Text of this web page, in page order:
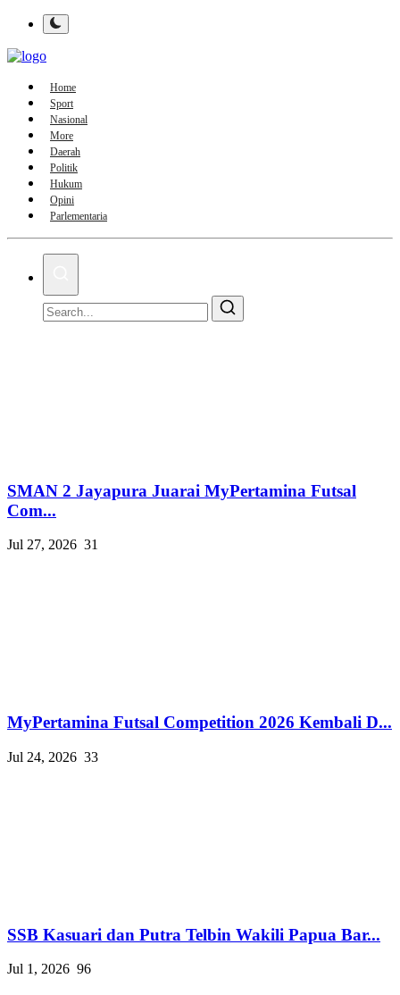
Home
Sport
Nasional
More
Daerah
Politik
Hukum
Opini
Parlementaria
SMAN 2 Jayapura Juarai MyPertamina Futsal
Com...
Jul 27, 2026 31
MyPertamina Futsal Competition 2026 Kembali D...
Jul 24, 2026 33
SSB Kasuari dan Putra Telbin Wakili Papua Bar...
Jul 1, 2026 96